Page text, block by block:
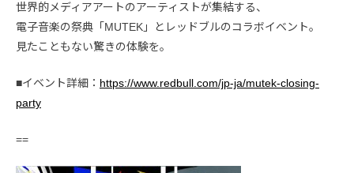
世界的メディアアートのアーティストが集結する、
電子音楽の祭典「MUTEK」とレッドブルのコラボイベント。
見たこともない驚きの体験を。
■イベント詳細： https://www.redbull.com/jp-ja/mutek-closing-
party
==